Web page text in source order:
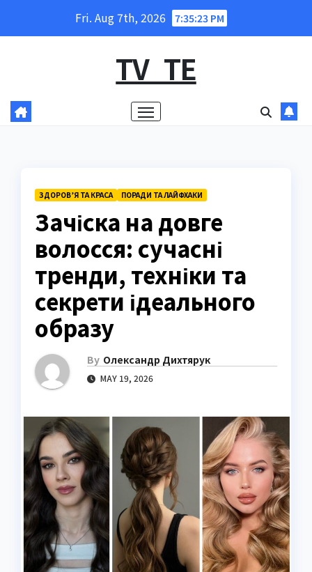
Fri. Aug 7th, 2026 7:35:24 PM
TV_TE
ЗДОРОВ’Я ТА КРАСА ПОРАДИ ТА ЛАЙФХАКИ
Зачіска на довге
волосся: сучасні
тренди, техніки та
секрети ідеального
образу
By Олександр Дихтярук
MAY 19, 2026